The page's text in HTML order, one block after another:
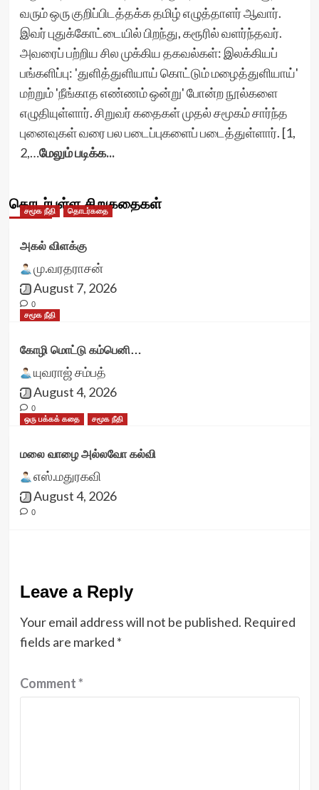
வரும் ஒரு குறிப்பிடத்தக்க தமிழ் எழுத்தாளர் ஆவார்.
இவர் புதுக்கோட்டையில் பிறந்து, கரூரில் வளர்ந்தவர்.
அவரைப் பற்றிய சில முக்கிய தகவல்கள்: இலக்கியப்
பங்களிப்பு: 'துளித்துளியாய் கொட்டும் மழைத்துளியாய்'
மற்றும் 'நீங்காத எண்ணம் ஒன்று' போன்ற நூல்களை
எழுதியுள்ளார். சிறுவர் கதைகள் முதல் சமூகம் சார்ந்த
புனைவுகள் வரை பல படைப்புகளைப் படைத்துள்ளார். [1,
2,…மேலும் படிக்க...
தொடர்புள்ள சிறுகதைகள்
சமூக நீதி தொடர்கதை
அகல் விளக்கு
மு.வரதராசன்
August 7, 2026
0
சமூக நீதி
கோழி மொட்டு கம்பெனி…
யுவராஜ் சம்பத்
August 4, 2026
0
ஒரு பக்கக் கதை
சமூக நீதி
மலை வாழை அல்லவோ கல்வி
எஸ்.மதுரகவி
August 4, 2026
0
Leave a Reply
Your email address will not be published. Required
fields are marked *
Comment*